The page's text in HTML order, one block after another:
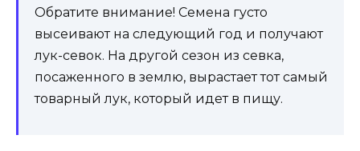
Обратите внимание! Семена густо
высеивают на следующий год и получают
лук-севок. На другой сезон из севка,
посаженного в землю, вырастает тот самый
товарный лук, который идет в пищу.